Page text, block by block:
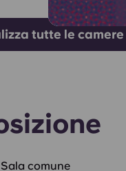
tutte le camere
Sala comune